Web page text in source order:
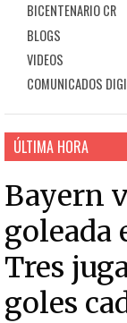
BICENTENARIO CR
BLOGS
VIDEOS
COMUNICADOS
ÚLTIMA HORA
Bayern
goleada
Tres
goles